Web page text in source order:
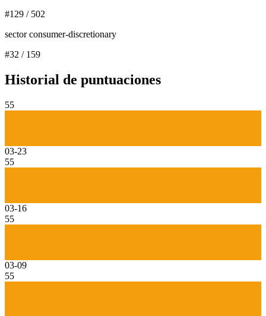
#129 / 502
sector consumer-discretionary
#32 / 159
Historial de puntuaciones
55
03-23
55
03-16
55
03-09
55